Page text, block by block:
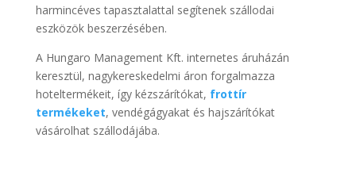
harmincéves tapasztalattal segítenek szállodai
eszközök beszerzésében.
A Hungaro Management Kft. internetes áruházán
keresztül, nagykereskedelmi áron forgalmazza
hoteltermékeit, így kézszárítókat, frottír
termékeket, vendégágyakat és hajszárítókat
vásárolhat szállodájába.